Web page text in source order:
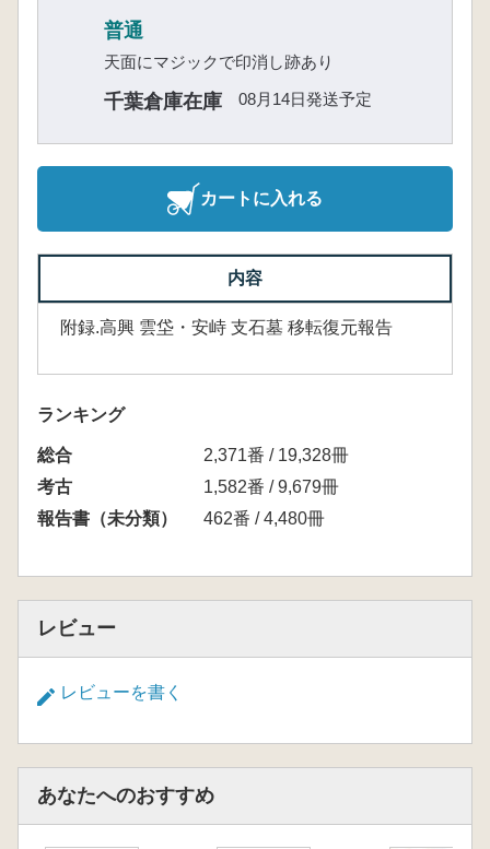
普通
天面にマジックで印消し跡あり
千葉倉庫在庫 08月14日発送予定
カートに入れる
内容
附録.高興 雲垈・安峙 支石墓 移転復元報告
ランキング
総合
2,371番 / 19,328冊
考古
1,582番 / 9,679冊
報告書（未分類）
462番 / 4,480冊
レビュー
レビューを書く
あなたへのおすすめ